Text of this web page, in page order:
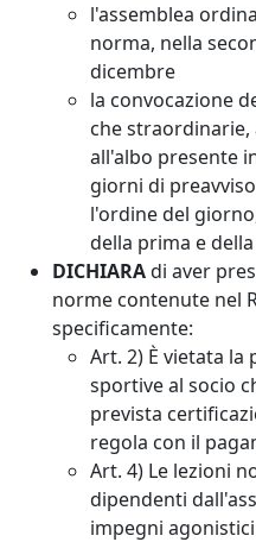
l'assemblea
norma, nella
dicembre
la convocazione
che straordinarie,
all'albo presente
giorni di
l'ordine del
della prima e
DICHIARAdi aver
norme contenute nel
specificamente:
Art. 2) È vietata
sportive al socio
prevista
regola con il
Art. 4) Le lezioni
dipendenti
impegni